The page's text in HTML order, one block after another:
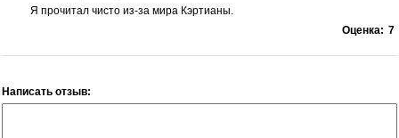
Я прочитал чисто из-за мира Кэртианы.
Оценка: 7
Написать отзыв: